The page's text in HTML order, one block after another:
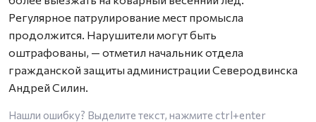
Регулярное патрулирование мест промысла
продолжится. Нарушители могут быть
оштрафованы, — отметил начальник отдела
гражданской защиты администрации Северодвинска
Андрей Силин.
Нашли ошибку? Выделите текст, нажмите ctrl+enter